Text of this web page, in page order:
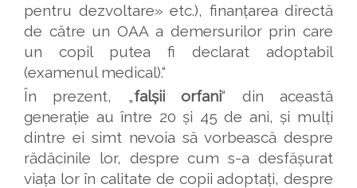
pentru dezvoltare» etc.), finanțarea directă
de către un OAA a demersurilor prin care
un copil putea fi declarat adoptabil
(examenul medical).“
În prezent, „falșii orfani“ din această
generație au între 20 și 45 de ani, și mulți
dintre ei simt nevoia să vorbească despre
rădăcinile lor, despre cum s-a desfășurat
viața lor în calitate de copii adoptați, despre